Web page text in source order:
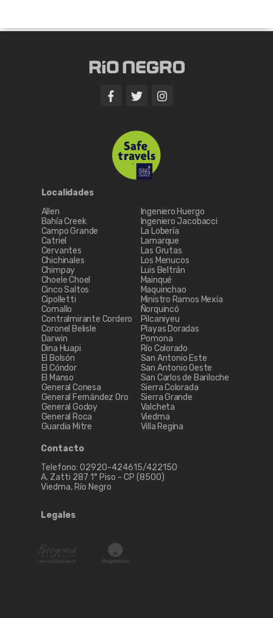
Localidades
Allen
Bahía Creek
Campo Grande
Catriel
Cervantes
Chichinales
Chimpay
Choele Choel
Cinco Saltos
Cipolletti
Comallo
Contralmirante Cordero
Coronel Belisle
Darwin
Dina Huapi
El Bolsón
El Cóndor
El Manso
General Conesa
General Fernández Oro
General Godoy
General Roca
Guardia Mitre
Ingeniero Huergo
Ingeniero Jacobacci
La Lobería
Lamarque
Las Grutas
Los Menucos
Luis Beltrán
Mainqué
Maquinchao
Ministro Ramos Mexía
Ñorquincó
Pilcaniyeu
Playas Doradas
Pomona
Río Colorado
San Antonio Este
San Antonio Oeste
San Carlos de Bariloche
Sierra Colorada
Sierra Grande
Valcheta
Viedma
Villa Regina
Contacto
Telefono: 02920-424615/422150
A. Zatti 287 1° Piso - CP (8500)
Viedma, Río Negro
Legales